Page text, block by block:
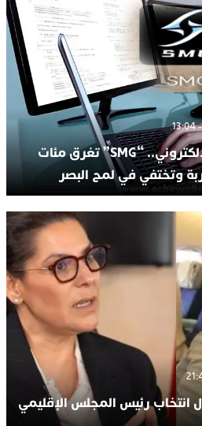
تسونامي النصب الإلكتروني.. “SMG” تغرق مئات
وتختفي في لمح البصر
انتخاب رئيس المجلس الإقليمي